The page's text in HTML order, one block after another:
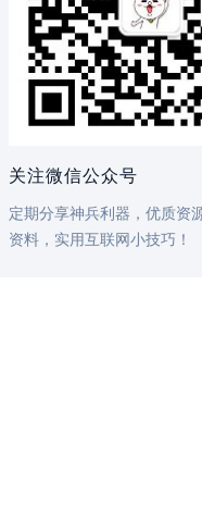
关注微信公众号
定期分享神兵利器，优质资
资料，实用互联网小技巧！